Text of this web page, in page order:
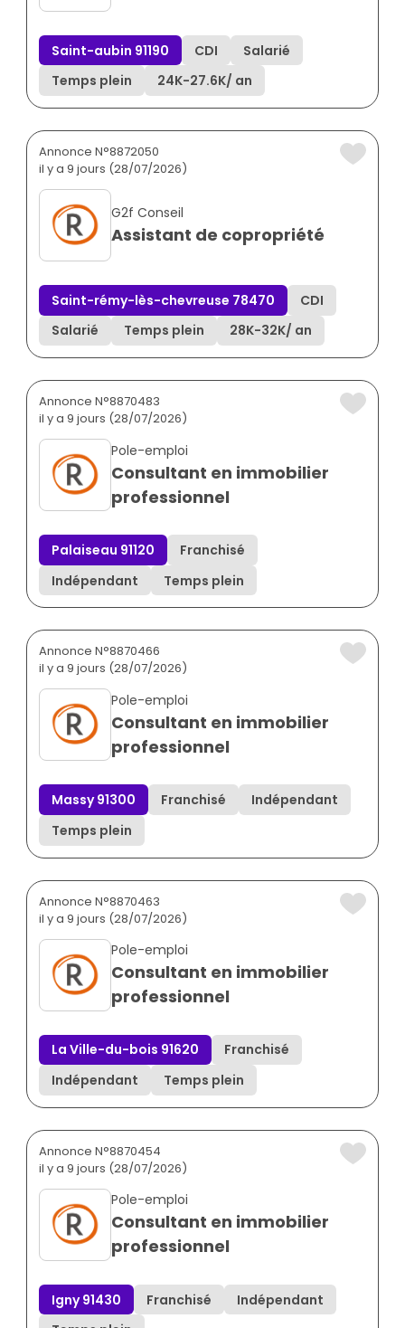
Saint-aubin 91190 CDI
Salarié
Temps plein
24K-27.6K/ an
Annonce N°8872050
il y a 9 jours (28/07/2026)
G2f Conseil
Assistant de copropriété
Saint-rémy-lès-chevreuse 78470
CDI
Salarié
Temps plein 28K-32K/ an
Annonce N°8870483
il y a 9 jours (28/07/2026)
Pole-emploi
Consultant en immobilier
professionnel
Palaiseau 91120
Franchisé
Indépendant
Temps plein
Annonce N°8870466
il y a 9 jours (28/07/2026)
Pole-emploi
Consultant en immobilier
professionnel
Massy 91300 Franchisé
Indépendant
Temps plein
Annonce N°8870463
il y a 9 jours (28/07/2026)
Pole-emploi
Consultant en immobilier
professionnel
La Ville-du-bois 91620
Franchisé
Indépendant
Temps plein
Annonce N°8870454
il y a 9 jours (28/07/2026)
Pole-emploi
Consultant en immobilier
professionnel
Igny 91430 Franchisé
Indépendant